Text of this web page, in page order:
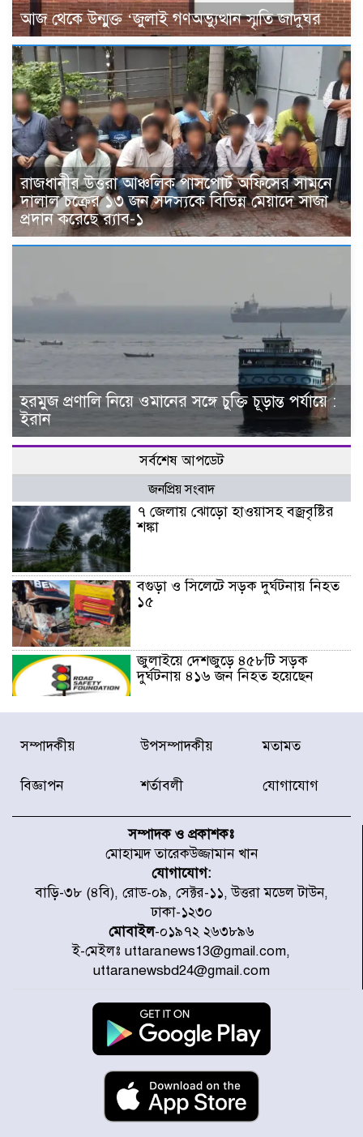
আজ থেকে উন্মুক্ত ‘জুলাই গণঅভ্যুত্থান স্মৃতি জাদুঘর
রাজধানীর উত্তরা আঞ্চলিক পাসপোর্ট অফিসের সামনে
দালাল চক্রের ১৩ জন সদস্যকে বিভিন্ন মেয়াদে সাজা
প্রদান করেছে র‌্যাব-১
হরমুজ প্রণালি নিয়ে ওমানের সঙ্গে চুক্তি চূড়ান্ত পর্যায়ে :
ইরান
সর্বশেষ আপডেট
জনপ্রিয় সংবাদ
৭ জেলায় ঝোড়ো হাওয়াসহ বজ্রবৃষ্টির
শঙ্কা
বগুড়া ও সিলেটে সড়ক দুর্ঘটনায় নিহত
১৫
জুলাইয়ে দেশজুড়ে ৪৫৮টি সড়ক
দুর্ঘটনায় ৪১৬ জন নিহত হয়েছেন
হারিয়ে যাওয়া শিশুকে পরিবারের কাছে
ফিরিয়ে প্রশংসায় ভাসছেন খিলক্ষেত
স্মৃতি জাদুঘর
রাজধানীর উত্তরা আঞ্চলিক পাসপোর্ট
অফিসের সামনে দালাল চক্রের ১৩ জন
সদস্যকে বিভিন্ন মেয়াদে সাজা প্রদান
করেছে র‌্যাব-১
হরমুজ প্রণালি নিয়ে ওমানের সঙ্গে চুক্তি
চূড়ান্ত পর্যায়ে : ইরান
প্রত্যেক অপরাধীর বিচার এ দেশেই
হবে, সে যত শক্তিশালীই হোক না কেন,
প্রতিমন্ত্রী মীর হেলাল
আগামী ৫ দিন বৃষ্টির আভাস
সম্পাদকীয় উপসম্পাদকীয় মতামত
বিজ্ঞাপন শর্তাবলী যোগাযোগ
সম্পাদক ও প্রকাশকঃ
মোহাম্মদ তারেকউজ্জামান খান
যোগাযোগ:
বাড়ি-৩৮ (৪বি), রোড-০৯, সেক্টর-১১, উত্তরা মডেল টাউন,
ঢাকা-১২৩০
মোবাইল-০১৯৭২ ২৬৩৮৯৬
ই-মেইলঃ uttaranews13@gmail.com,
uttaranewsbd24@gmail.com